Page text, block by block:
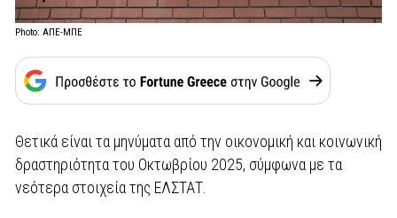
Photo: ΑΠΕ-ΜΠΕ
Θετικά είναι τα μηνύματα από την οικονομική και κοινωνική
δραστηριότητα του Οκτωβρίου 2025, σύμφωνα με τα
νεότερα στοιχεία της ΕΛΣΤΑΤ.